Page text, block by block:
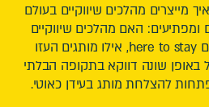
מייצרים מהלכים שיווקיים בעולם
ומפתיעים: האם מהלכים שיווקיים
שנעשו בתקופת הקורונה הם here to stay, אילו מותגים העזו
באופן שונה דווקא בתקופה הבלתי
להצלחת מותג בעידן כאוטי.